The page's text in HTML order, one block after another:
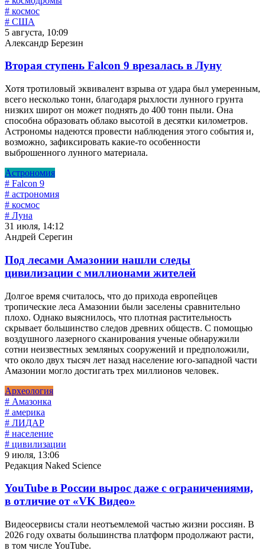
# космос
# США
5 августа, 10:09
Александр Березин
Вторая ступень Falcon 9 врезалась в Луну
Хотя тротиловый эквивалент взрыва от удара был умеренным,
всего несколько тонн, благодаря рыхлости лунного грунта
низких широт он может поднять до 400 тонн пыли. Она
способна образовать облако высотой в десятки километров.
Астрономы надеются провести наблюдения этого события и,
возможно, зафиксировать какие-то особенности
выброшенного лунного материала.
Астрономия
# Falcon 9
# астрономия
# космос
# Луна
31 июля, 14:12
Андрей Серегин
Под лесами Амазонии нашли следы
цивилизации с миллионами жителей
Долгое время считалось, что до прихода европейцев
тропические леса Амазонии были заселены сравнительно
плохо. Однако выяснилось, что плотная растительность
скрывает большинство следов древних обществ. С помощью
воздушного лазерного сканирования ученые обнаружили
сотни неизвестных земляных сооружений и предположили,
что около двух тысяч лет назад население юго-западной части
Амазонии могло достигать трех миллионов человек.
Археология
# Амазонка
# америка
# ЛИДАР
# население
# цивилизации
9 июля, 13:06
Редакция Naked Science
YouTube в России вырос даже с ограничениями,
в отличие от «VK Видео»
Видеосервисы стали неотъемлемой частью жизни россиян. В
2026 году охваты большинства платформ продолжают расти,
в том числе YouTube.